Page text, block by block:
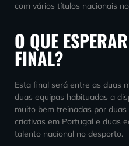
com vários títulos nacionais
O QUE
FINAL?
Esta final será entre as duas
duas equipas habituadas a
muito bem treinadas por
criativas em Portugal e duas
talento nacional no desporto.